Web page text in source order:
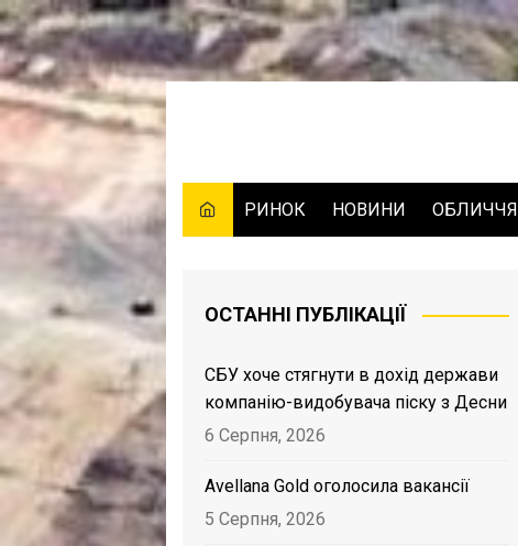
Skip
to
РИНОК НОВИНИ ОБЛИЧЧЯ
ОСТАННІ ПУБЛІКАЦІЇ
СБУ хоче стягнути в дохід держави
компанію-видобувача піску з Десни
6 Серпня, 2026
Avellana Gold оголосила вакансії
5 Серпня, 2026